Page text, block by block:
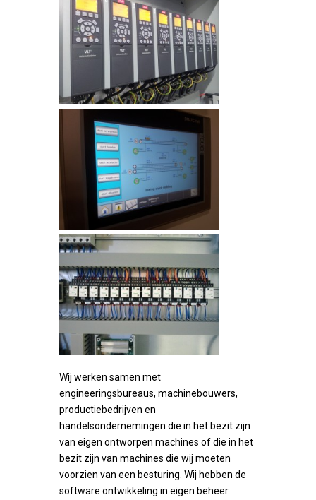
Wij werken samen met
engineeringsbureaus, machinebouwers,
productiebedrijven en
handelsondernemingen die in het bezit zijn
van eigen ontworpen machines of die in het
bezit zijn van machines die wij moeten
voorzien van een besturing. Wij hebben de
software ontwikkeling in eigen beheer